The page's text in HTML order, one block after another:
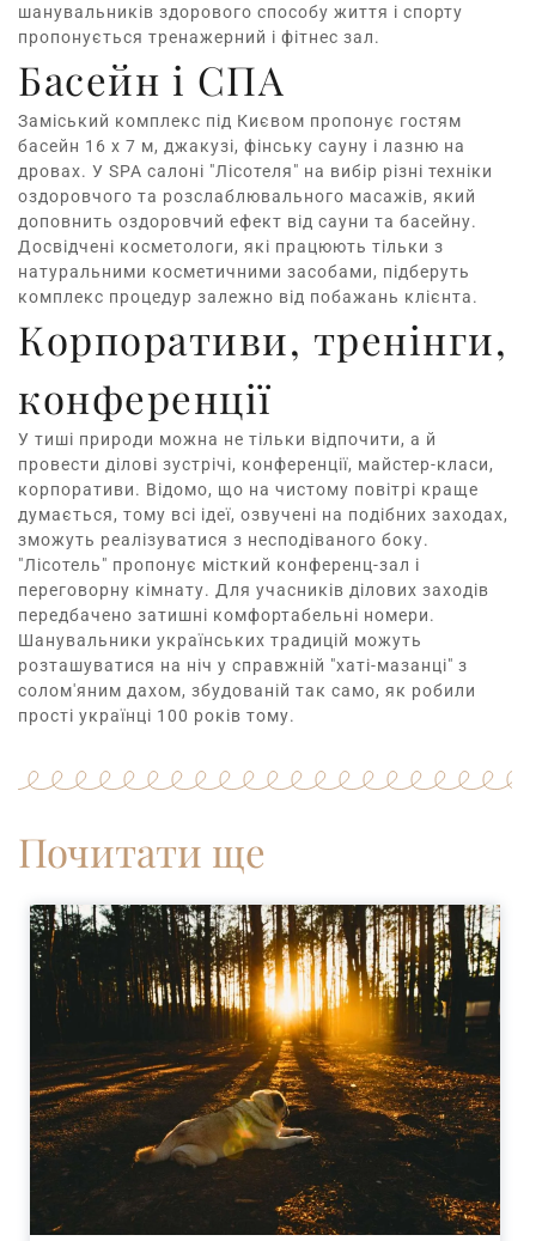
шанувальників здорового способу життя і спорту
пропонується тренажерний і фітнес зал.
Басейн і СПА
Заміський комплекс під Києвом пропонує гостям
басейн 16 х 7 м, джакузі, фінську сауну і лазню на
дровах. У SPA салоні "Лісотеля" на вибір різні техніки
оздоровчого та розслаблювального масажів, який
доповнить оздоровчий ефект від сауни та басейну.
Досвідчені косметологи, які працюють тільки з
натуральними косметичними засобами, підберуть
комплекс процедур залежно від побажань клієнта.
Корпоративи, тренінги,
конференції
У тиші природи можна не тільки відпочити, а й
провести ділові зустрічі, конференції, майстер-класи,
корпоративи. Відомо, що на чистому повітрі краще
думається, тому всі ідеї, озвучені на подібних заходах,
зможуть реалізуватися з несподіваного боку.
"Лісотель" пропонує місткий конференц-зал і
переговорну кімнату. Для учасників ділових заходів
передбачено затишні комфортабельні номери.
Шанувальники українських традицій можуть
розташуватися на ніч у справжній "хаті-мазанці" з
солом'яним дахом, збудованій так само, як робили
прості українці 100 років тому.
Почитати ще